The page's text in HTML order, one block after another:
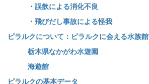
・誤飲による消化不良
・飛びだし事故による怪我
ピラルクについて：ピラルクに会える水族館
栃木県なかがわ水遊園
海遊館
ピラルクの基本データ